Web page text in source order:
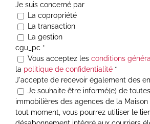
Je suis concerné par
La copropriété
La transaction
La gestion
cgu_pc *
Vous acceptez les conditions
la politique de confidentialité*
J'accepte de recevoir également des
Je souhaite être informé(e) de
immobilières des agences de la Maison
tout moment, vous pourrez utiliser le